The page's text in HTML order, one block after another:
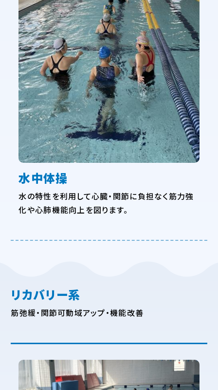
水中体操
水の特性を利用して心臓・関節に負担なく筋力強
化や心肺機能向上を図ります。
リカバリー系
筋弛緩・関節可動域アップ・機能改善